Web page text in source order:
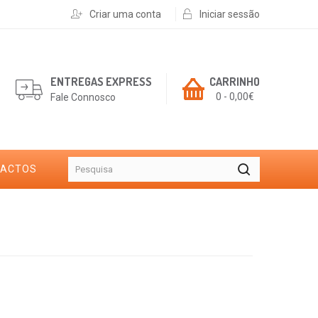
Criar uma conta Iniciar sessão
CARRINHO
0 - 0,00€
ENTREGAS EXPRESS
Fale Connosco